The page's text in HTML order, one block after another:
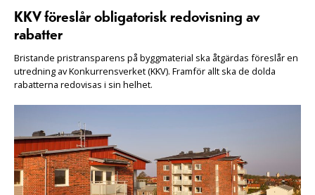
KKV föreslår obligatorisk redovisning av
rabatter
Bristande pristransparens på byggmaterial ska åtgärdas föreslår en
utredning av Konkurrensverket (KKV). Framför allt ska de dolda
rabatterna redovisas i sin helhet.